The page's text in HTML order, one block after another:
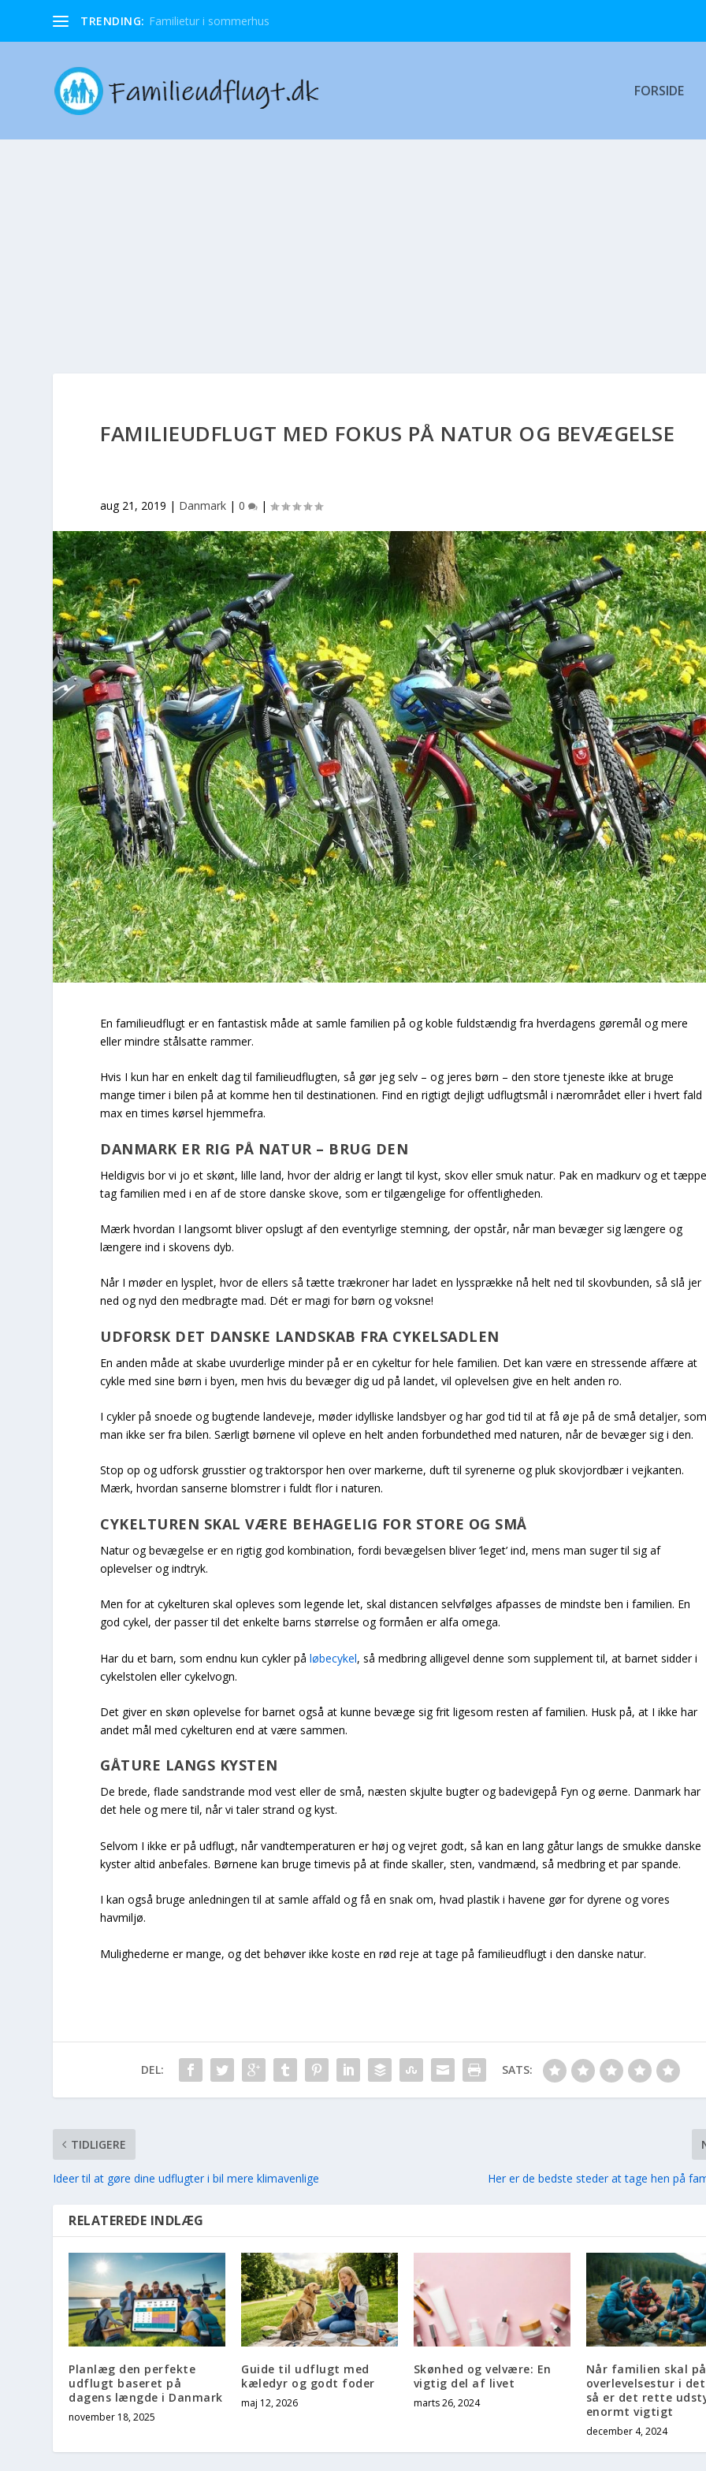
TRENDING: Familietur i sommerhus
FORSIDE
FAMILIEUDFLUGT MED FOKUS PÅ NATUR OG BEVÆGELSE
aug 21, 2019 | Danmark |0 |
En familieudflugt er en fantastisk måde at samle familien på og koble fuldstændig fra hverdagens gøremål og mere
eller mindre stålsatte rammer.
Hvis I kun har en enkelt dag til familieudflugten, så gør jeg selv – og jeres børn – den store tjeneste ikke at bruge
mange timer i bilen på at komme hen til destinationen. Find en rigtigt dejligt udflugtsmål i nærområdet eller i hvert fald
max en times kørsel hjemmefra.
DANMARK ER RIG PÅ NATUR – BRUG DEN
Heldigvis bor vi jo et skønt, lille land, hvor der aldrig er langt til kyst, skov eller smuk natur. Pak en madkurv og et
tag familien med i en af de store danske skove, som er tilgængelige for offentligheden.
Mærk hvordan I langsomt bliver opslugt af den eventyrlige stemning, der opstår, når man bevæger sig længere og
længere ind i skovens dyb.
Når I møder en lysplet, hvor de ellers så tætte trækroner har ladet en lyssprække nå helt ned til skovbunden, så slå jer
ned og nyd den medbragte mad. Dét er magi for børn og voksne!
UDFORSK DET DANSKE LANDSKAB FRA CYKELSADLEN
En anden måde at skabe uvurderlige minder på er en cykeltur for hele familien. Det kan være en stressende affære at
cykle med sine børn i byen, men hvis du bevæger dig ud på landet, vil oplevelsen give en helt anden ro.
I cykler på snoede og bugtende landeveje, møder idylliske landsbyer og har god tid til at få øje på de små detaljer,
man ikke ser fra bilen. Særligt børnene vil opleve en helt anden forbundethed med naturen, når de bevæger sig i den.
Stop op og udforsk grusstier og traktorspor hen over markerne, duft til syrenerne og pluk skovjordbær i vejkanten.
Mærk, hvordan sanserne blomstrer i fuldt flor i naturen.
CYKELTUREN SKAL VÆRE BEHAGELIG FOR STORE OG SMÅ
Natur og bevægelse er en rigtig god kombination, fordi bevægelsen bliver ’leget’ ind, mens man suger til sig af
oplevelser og indtryk.
Men for at cykelturen skal opleves som legende let, skal distancen selvfølges afpasses de mindste ben i familien. En
god cykel, der passer til det enkelte barns størrelse og formåen er alfa omega.
Har du et barn, som endnu kun cykler påløbecykel, så medbring alligevel denne som supplement til, at barnet sidder i
cykelstolen eller cykelvogn.
Det giver en skøn oplevelse for barnet også at kunne bevæge sig frit ligesom resten af familien. Husk på, at I ikke har
andet mål med cykelturen end at være sammen.
GÅTURE LANGS KYSTEN
De brede, flade sandstrande mod vest eller de små, næsten skjulte bugter og badevigepå Fyn og øerne. Danmark har
det hele og mere til, når vi taler strand og kyst.
Selvom I ikke er på udflugt, når vandtemperaturen er høj og vejret godt, så kan en lang gåtur langs de smukke danske
kyster altid anbefales. Børnene kan bruge timevis på at finde skaller, sten, vandmænd, så medbring et par spande.
I kan også bruge anledningen til at samle affald og få en snak om, hvad plastik i havene gør for dyrene og vores
havmiljø.
Mulighederne er mange, og det behøver ikke koste en rød reje at tage på familieudflugt i den danske natur.
DEL: SATS:
TIDLIGERE
Ideer til at gøre dine udflugter i bil mere klimavenlige Her er de bedste steder at tage hen på
RELATEREDE INDLÆG
Planlæg den perfekte
udflugt baseret på
dagens længde i Danmark
november 18, 2025
Guide til udflugt med
kæledyr og godt foder
maj 12, 2026
Skønhed og velvære: En
vigtig del af livet
marts 26, 2024
Når familien skal på
overlevelsestur i
så er det rette
enormt vigtigt
december 4, 2024